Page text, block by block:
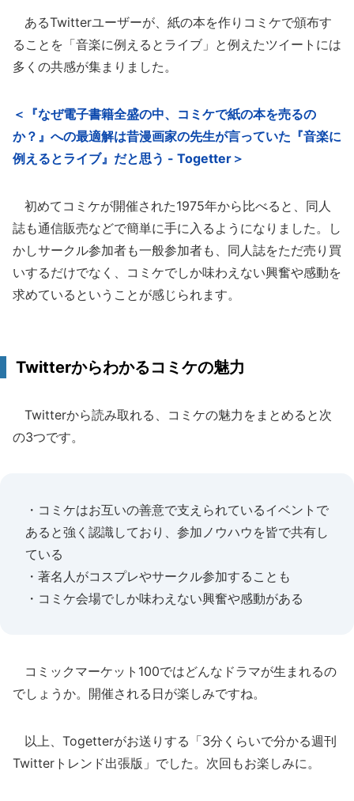
あるTwitterユーザーが、紙の本を作りコミケで頒布す
ることを「音楽に例えるとライブ」と例えたツイートには
多くの共感が集まりました。
＜『なぜ電子書籍全盛の中、コミケで紙の本を売るの
か？』への最適解は昔漫画家の先生が言っていた『音楽に
例えるとライブ』だと思う - Togetter＞
初めてコミケが開催された1975年から比べると、同人
誌も通信販売などで簡単に手に入るようになりました。し
かしサークル参加者も一般参加者も、同人誌をただ売り買
いするだけでなく、コミケでしか味わえない興奮や感動を
求めているということが感じられます。
Twitterからわかるコミケの魅力
Twitterから読み取れる、コミケの魅力をまとめると次
の3つです。
・コミケはお互いの善意で支えられているイベントで
あると強く認識しており、参加ノウハウを皆で共有し
ている
・著名人がコスプレやサークル参加することも
・コミケ会場でしか味わえない興奮や感動がある
コミックマーケット100ではどんなドラマが生まれるの
でしょうか。開催される日が楽しみですね。
以上、Togetterがお送りする「3分くらいで分かる週刊
Twitterトレンド出張版」でした。次回もお楽しみに。